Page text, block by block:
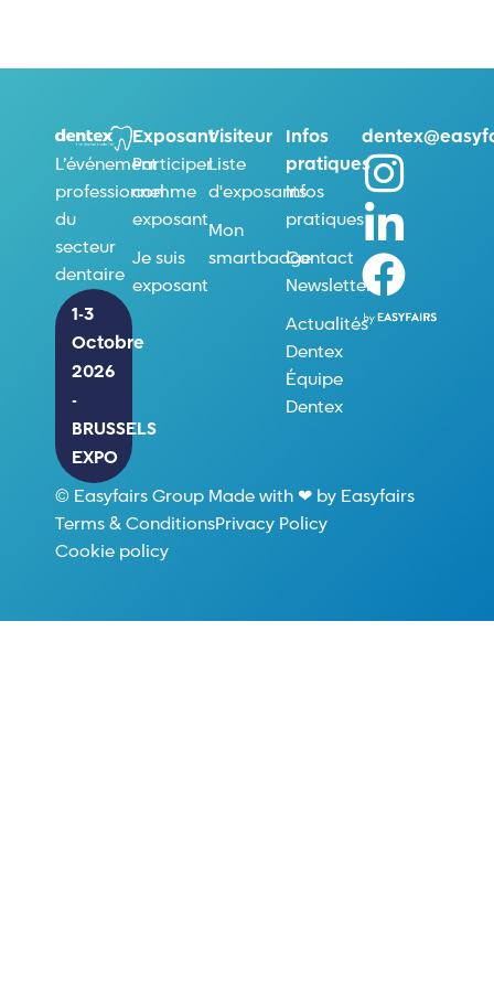
L’événement
professionnel
du
secteur
dentaire
1-3
Octobre
2026
-
BRUSSELS
EXPO
Exposant
Participer
comme
exposant
Je suis
exposant
Visiteur
Liste
d'exposants
Mon
smartbadge
Infos
pratiques
Infos
pratiques
Contact
Newsletter
Actualités
Dentex
Équipe
Dentex
© Easyfairs Group Made with ❤ by Easyfairs
Terms & ConditionsPrivacy Policy
Cookie policy